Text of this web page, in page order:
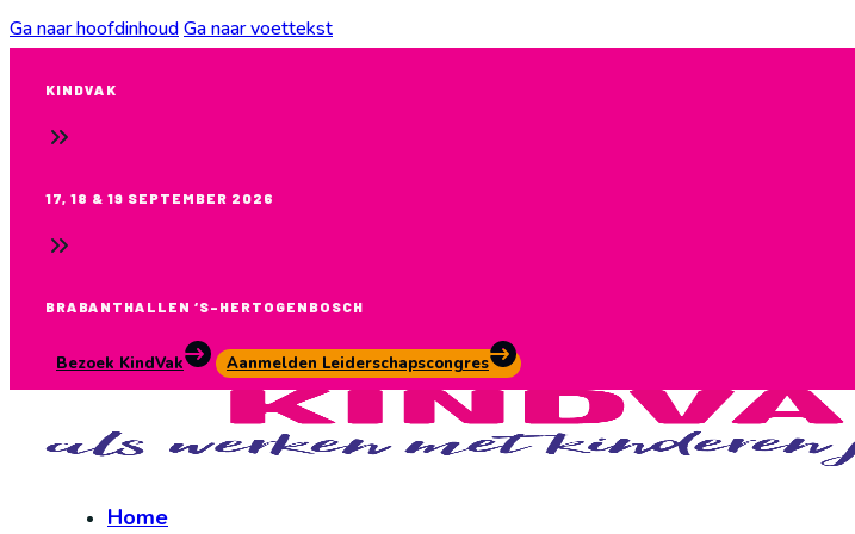
Ga naar hoofdinhoudGa naar voettekst
KINDVAK
17, 18 & 19 SEPTEMBER 2026
BRABANTHALLEN ‘S-HERTOGENBOSCH
Bezoek KindVak Aanmelden Leiderschapscongres
Home